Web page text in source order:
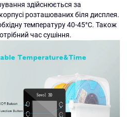
здійснюється за
розташованих біля дисплея.
температуру 40-45°C. Також
час сушіння.